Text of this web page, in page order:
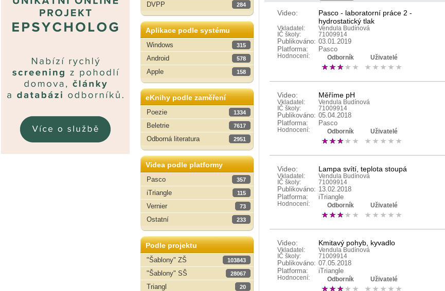
DVPP 284
Aplikace podle systému
Windows
315
Android 578
Apple 158
eKnihy podle zaměření
Poezie
1334
Beletrie 7617
Odborná literatura 2951
Videa podle platformy
Pasco
357
iTriangle 115
Vernier 73
Ostatní 233
Podle projektu
"Šablony" ZŠ
103843
"Šablony" SŠ 28067
Triangl 20
Video:
Pasco - laboratorní práce 2 -
hydrostatický tlak
Vkladatel:
Vendula Budínová
IČ školy:
71009914
Publikováno: 03.01.2019
Platforma:
Pasco
Hodnocení: Odborník Uživatelé
Video: Měříme pH
Vkladatel:
Vendula Budínová
IČ školy:
71009914
Publikováno: 05.04.2018
Platforma:
Pasco
Hodnocení: Odborník Uživatelé
Video: Lampa svítí, teplota stoupá
Vkladatel:
Vendula Budínová
IČ školy:
71009914
Publikováno: 13.02.2018
Platforma:
iTriangle
Hodnocení: Odborník Uživatelé
Video: Kmitavý pohyb, kyvadlo
Vkladatel:
Vendula Budínová
IČ školy:
71009914
Publikováno: 07.05.2018
Platforma:
iTriangle
Hodnocení: Odborník Uživatelé